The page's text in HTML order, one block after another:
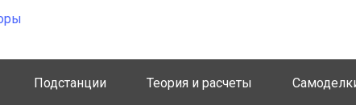
Подстанции Теория и расчеты